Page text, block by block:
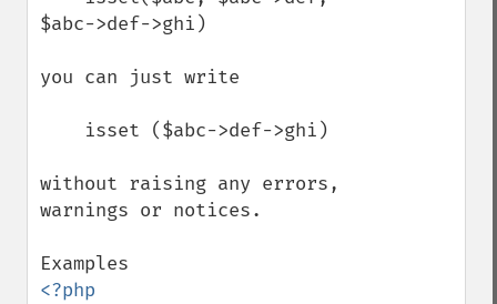
$abc->def->ghi)
you can just write
without raising any errors,
warnings or notices.
<?php